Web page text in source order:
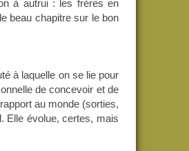
à autrui : les frères en
beau chapitre sur le bon
à laquelle on se lie pour
de concevoir et de
au monde (sorties,
Elle évolue, certes, mais